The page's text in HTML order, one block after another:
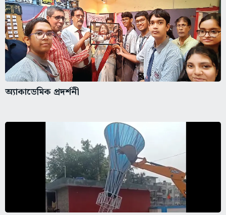
অ্যাকাডেমিক প্রদর্শনী